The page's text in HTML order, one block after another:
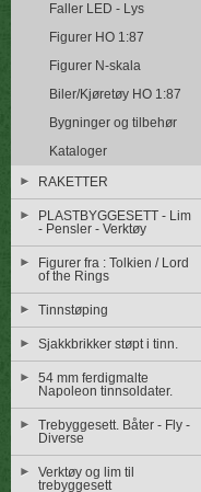
Faller LED - Lys
Figurer HO 1:87
Figurer N-skala
Biler/Kjøretøy HO 1:87
Bygninger og tilbehør
Kataloger
RAKETTER
PLASTBYGGESETT - Lim
- Pensler - Verktøy
Figurer fra : Tolkien / Lord
of the Rings
Tinnstøping
Sjakkbrikker støpt i tinn.
54 mm ferdigmalte
Napoleon tinnsoldater.
Trebyggesett. Båter - Fly -
Diverse
Verktøy og lim til
trebyggesett